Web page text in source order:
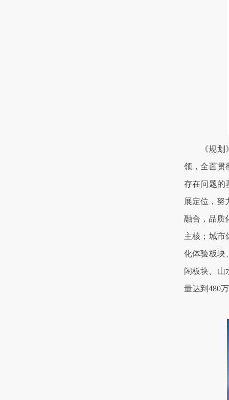
《规划》
领，全面贯
存在问题的
展定位，努
融合，品质
主核；城市
化体验板块
闲板块、山
量达到480